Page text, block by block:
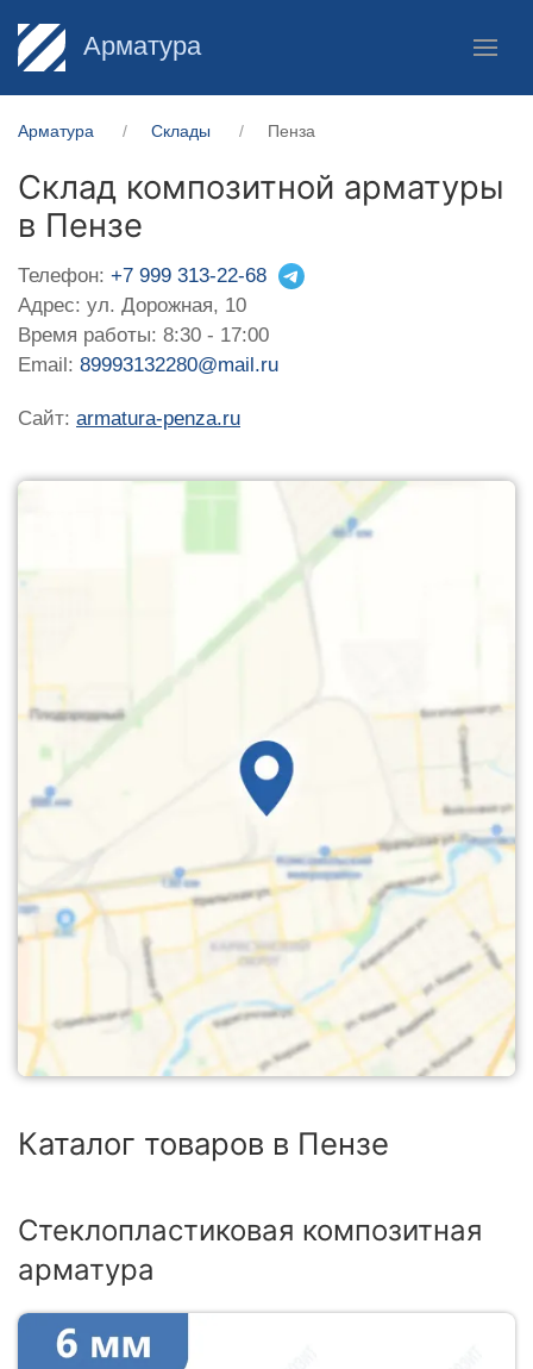
Арматура
Арматура Склады Пенза
Склад композитной арматуры
в Пензе
Телефон: +7 999 313-22-68
Адрес: ул. Дорожная, 10
Время работы: 8:30 - 17:00
Email: 89993132280@mail.ru
Сайт: armatura-penza.ru
Каталог товаров в Пензе
Стеклопластиковая композитная
арматура